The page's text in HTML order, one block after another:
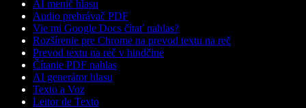
AI menič hlasu
Audio prehrávač PDF
Vie mi Google Docs čítať nahlas?
Rozšírenie pre Chrome na prevod textu na reč
Prevod textu na reč v hindčine
Čítanie PDF nahlas
AI generátor hlasu
Texto a Voz
Leitor de Texto